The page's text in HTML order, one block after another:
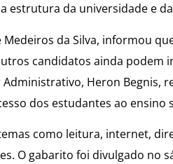
estrutura da universidade e
da Silva, informou
candidatos ainda
Heron Begnis,
dos estudantes ao ensino
como leitura, internet,
O gabarito foi divulgado no